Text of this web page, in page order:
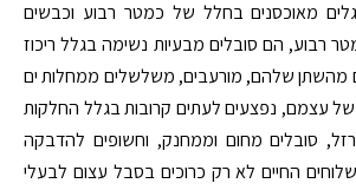
מאוכסנים בחלל של כמטר רבוע וכבשים
כ-30 סנטימטר רבוע, הם סובלים מבעיות נשימה בגלל ריכוז
מהשתן שלהם, מורעבים, משלשלים ממחלות ים
עצמם, נפצעים לעתים קרובות בגלל החלקות
סובלים מחום וממחנק, וחשופים להדבקה
החיים לא רק כרוכים בסבל עצום לבעלי